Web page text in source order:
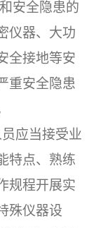
安全隐患的
仪器、大功
全接地等安
重安全隐患
应当接受业
特点、熟练
规程开展实
殊仪器设